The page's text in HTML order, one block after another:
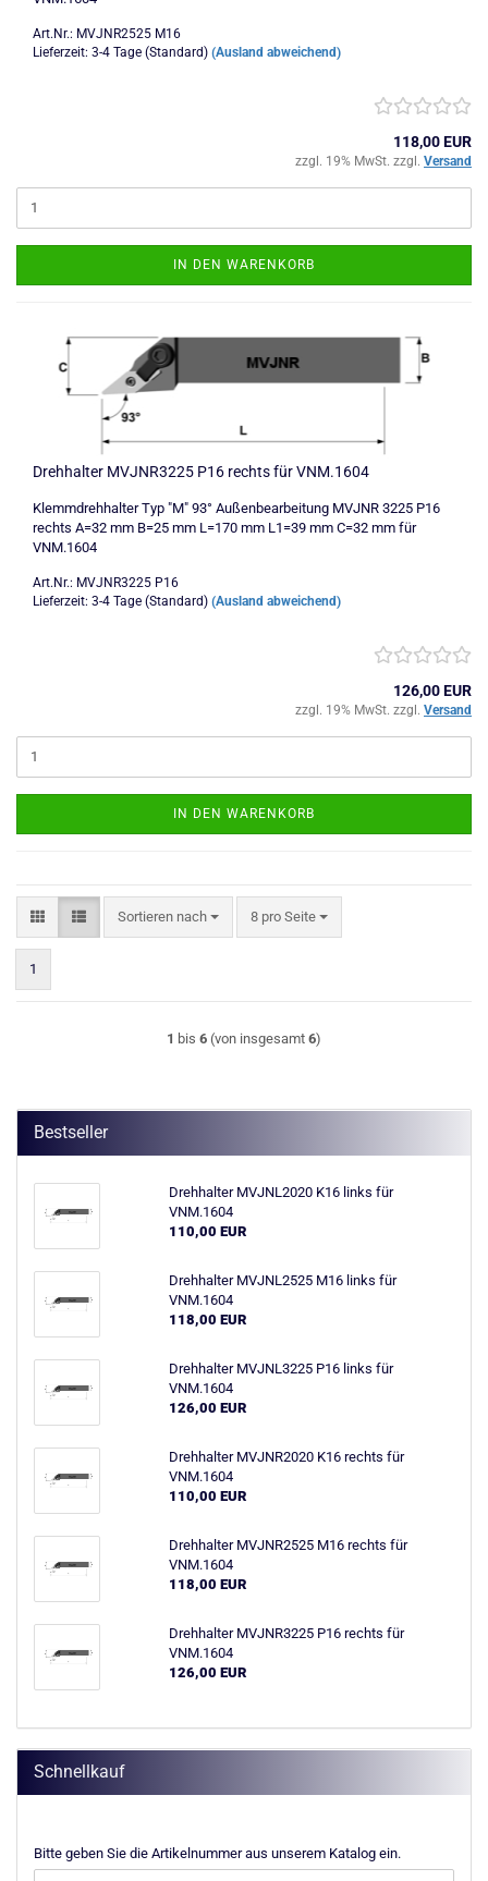
Art.Nr.: MVJNR2525 M16
Lieferzeit: 3-4 Tage (Standard) (Ausland abweichend)
118,00 EUR
zzgl. 19% MwSt. zzgl. Versand
IN DEN WARENKORB
Drehhalter MVJNR3225 P16 rechts für VNM.1604
Klemmdrehhalter Typ "M" 93° Außenbearbeitung MVJNR 3225 P16
rechts A=32 mm B=25 mm L=170 mm L1=39 mm C=32 mm für
VNM.1604
Art.Nr.: MVJNR3225 P16
Lieferzeit: 3-4 Tage (Standard) (Ausland abweichend)
126,00 EUR
zzgl. 19% MwSt. zzgl. Versand
IN DEN WARENKORB
Sortieren nach
Sortieren nach 8 pro Seite
pro Seite
1
1 bis 6 (von insgesamt 6)
Bestseller
Drehhalter MVJNL2020 K16 links für
VNM.1604
110,00 EUR
Drehhalter MVJNL2525 M16 links für
VNM.1604
118,00 EUR
Drehhalter MVJNL3225 P16 links für
VNM.1604
126,00 EUR
Drehhalter MVJNR2020 K16 rechts für
VNM.1604
110,00 EUR
Drehhalter MVJNR2525 M16 rechts für
VNM.1604
118,00 EUR
Drehhalter MVJNR3225 P16 rechts für
VNM.1604
126,00 EUR
Schnellkauf
BITTE
GEBEN
Bitte geben Sie die Artikelnummer aus unserem Katalog ein.